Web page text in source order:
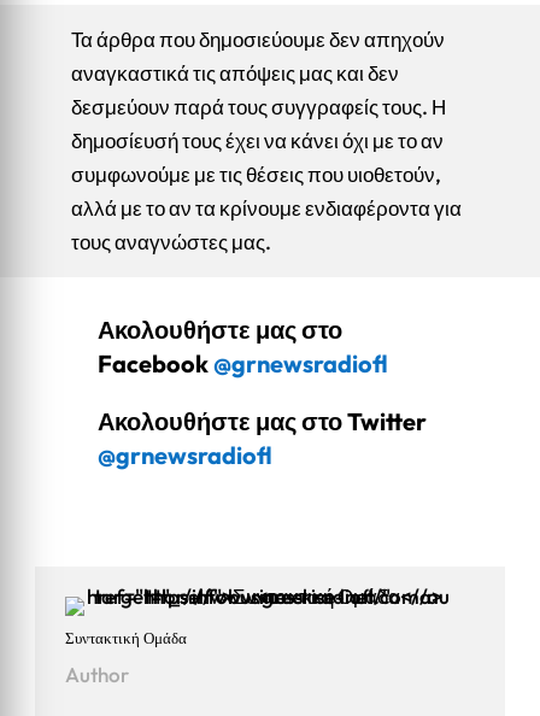
Τα άρθρα που δημοσιεύουμε δεν απηχούν
αναγκαστικά τις απόψεις μας και δεν
δεσμεύουν παρά τους συγγραφείς τους. Η
δημοσίευσή τους έχει να κάνει όχι με το αν
συμφωνούμε με τις θέσεις που υιοθετούν,
αλλά με το αν τα κρίνουμε ενδιαφέροντα για
τους αναγνώστες μας.
Ακολουθήστε μας στο
Facebook@grnewsradiofl
Ακολουθήστε μας στο Twitter
@grnewsradiofl
Συντακτική Ομάδα
Author